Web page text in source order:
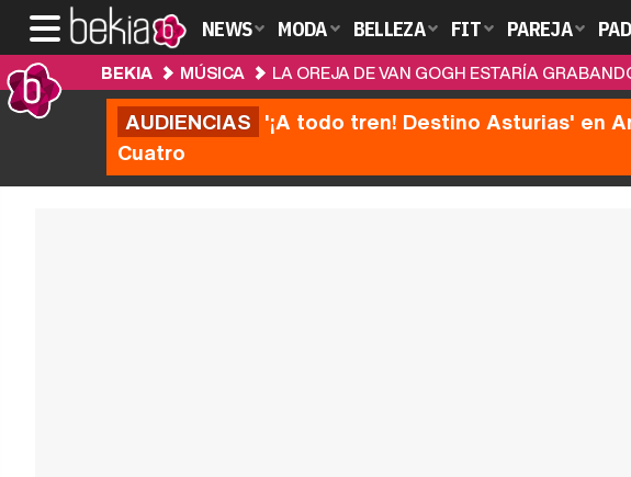
NEWS MODA BELLEZA FIT PAREJA
BEKIA MÚSICA LA OREJA DE VAN GOGH ESTARÍA
AUDIENCIAS '¡A todo tren! Destino Asturias' en
Cuatro